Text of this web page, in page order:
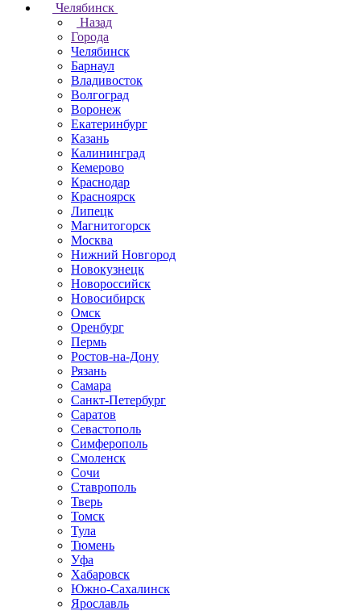
Челябинск
Назад
Города
Челябинск
Барнаул
Владивосток
Волгоград
Воронеж
Екатеринбург
Казань
Калининград
Кемерово
Краснодар
Красноярск
Липецк
Магнитогорск
Москва
Нижний Новгород
Новокузнецк
Новороссийск
Новосибирск
Омск
Оренбург
Пермь
Ростов-на-Дону
Рязань
Самара
Санкт-Петербург
Саратов
Севастополь
Симферополь
Смоленск
Сочи
Ставрополь
Тверь
Томск
Тула
Тюмень
Уфа
Хабаровск
Южно-Сахалинск
Ярославль